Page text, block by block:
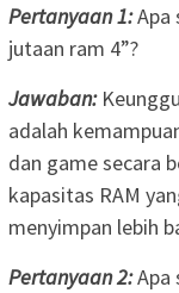
Pertanyaan 1:Apa
jutaan ram 4”?
Jawaban:
adalah
dan game secara
kapasitas RAM
menyimpan lebih
Pertanyaan 2:Apa